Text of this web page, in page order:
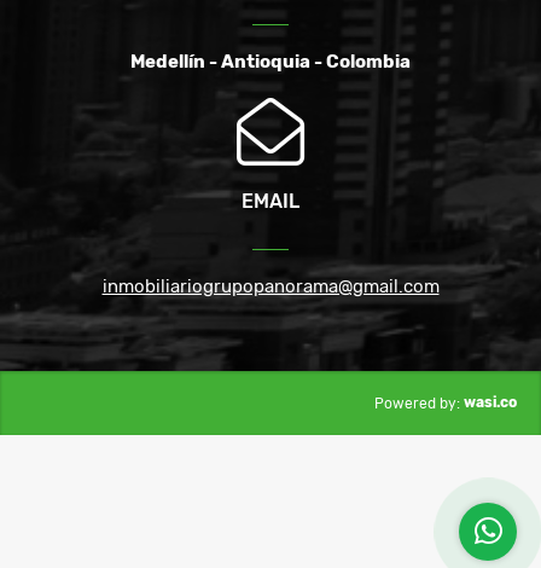
Medellín - Antioquia - Colombia
EMAIL
inmobiliariogrupopanorama@gmail.com
Powered by: wasi.co